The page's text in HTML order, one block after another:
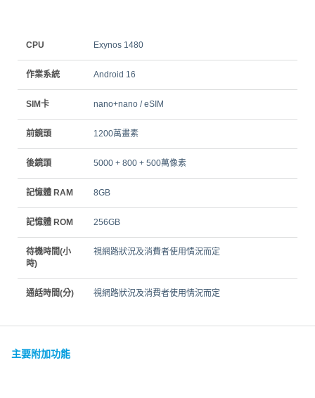
CPU Exynos 1480
作業系統 Android 16
SIM卡 nano+nano / eSIM
前鏡頭 1200萬畫素
後鏡頭 5000 + 800 + 500萬像素
記憶體 RAM 8GB
記憶體 ROM 256GB
待機時間(小
時)
視網路狀況及消費者使用情況而定
通話時間(分) 視網路狀況及消費者使用情況而定
主要附加功能